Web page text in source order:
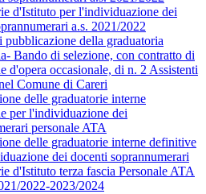
d'Istituto per l'individuazione dei
a.s. 2021/2022
pubblicazione della graduatoria
Bando di selezione, con contratto di
d'opera occasionale, di n. 2 Assistenti
Comune di Careri
delle graduatorie interne
per l'individuazione dei
personale ATA
delle graduatorie interne definitive
dei docenti soprannumerari
d'Istituto terza fascia Personale ATA
2022-2023/2024